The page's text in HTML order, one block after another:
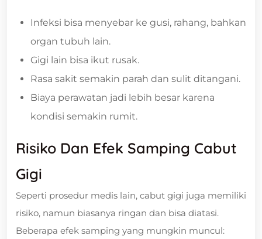
Infeksi bisa menyebar ke gusi, rahang, bahkan
organ tubuh lain.
Gigi lain bisa ikut rusak.
Rasa sakit semakin parah dan sulit ditangani.
Biaya perawatan jadi lebih besar karena
kondisi semakin rumit.
Risiko Dan Efek Samping Cabut
Gigi
Seperti prosedur medis lain, cabut gigi juga memiliki
risiko, namun biasanya ringan dan bisa diatasi.
Beberapa efek samping yang mungkin muncul: